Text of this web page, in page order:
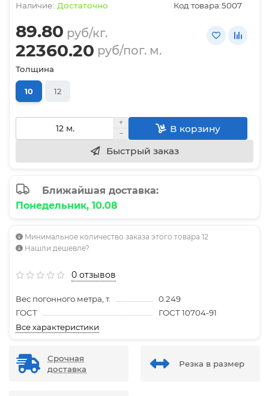
Достаточно Код товара:5007
89.80 руб/кг.
22360.20 руб/пог. м.
Толщина
10 12
В корзину
Быстрый заказ
Ближайшая доставка:
Понедельник, 10.08
Минимальное количество заказа этого товара 12
Нашли дешевле?
0 отзывов
Вес погонного метра, т.
0.249
ГОСТ
ГОСТ 10704-91
Все характеристики
Срочная
доставка
Резка в размер